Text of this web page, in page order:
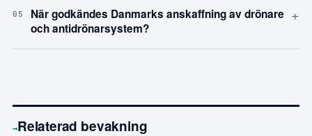
05
När godkändes Danmarks anskaffning av drönare
och antidrönarsystem?
+
→Relaterad bevakning